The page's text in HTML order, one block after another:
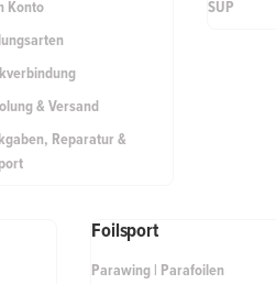
Konto
& Versand
Reparatur &
SUP
Foilsport
Parawing | Parafoilen